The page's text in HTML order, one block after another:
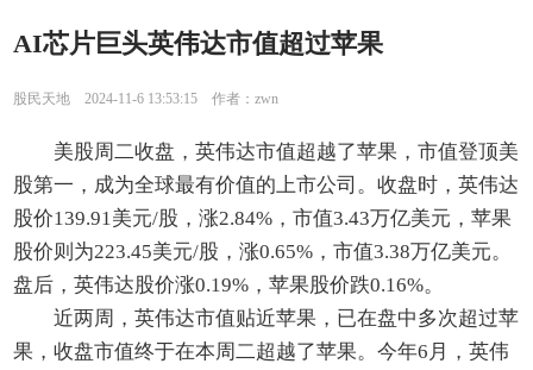
AI芯片巨头英伟达市值超过苹果
股民天地 2024-11-6 13:53:15 作者：zwn
美股周二收盘，英伟达市值超越了苹果，市值登顶美
股第一，成为全球最有价值的上市公司。收盘时，英伟达
股价139.91美元/股，涨2.84%，市值3.43万亿美元，苹果
股价则为223.45美元/股，涨0.65%，市值3.38万亿美元。
盘后，英伟达股价涨0.19%，苹果股价跌0.16%。
近两周，英伟达市值贴近苹果，已在盘中多次超过苹
果，收盘市值终于在本周二超越了苹果。今年6月，英伟